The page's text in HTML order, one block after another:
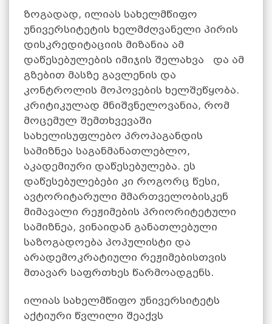
ზოგადად, ილიას სახელმწიფო
უნივერსიტეტის ხელმძღვანელი პირის
დისკრედიტაციის მიზანია ამ
დაწესებულების იმიჯის შელახვა და ამ
გზებით მასზე გავლენის და
კონტროლის მოპოვების ხელშეწყობა.
კრიტიკულად მნიშვნელოვანია, რომ
მოცემულ შემთხვევაში
სახელისუფლებო პროპაგანდის
სამიზნეა საგანმანათლებლო,
აკადემიური დაწესებულება. ეს
დაწესებულებები კი როგორც წესი,
ავტორიტარული მმართველობისკენ
მიმავალი რეჟიმების პრიორიტეტული
სამიზნეა, ვინაიდან განათლებული
საზოგადოება პოპულისტი და
არადემოკრატიული რეჟიმებისთვის
მთავარ საფრთხეს წარმოადგენს.
ილიას სახელმწიფო უნივერსიტეტს
აქტიური წვლილი შეაქვს